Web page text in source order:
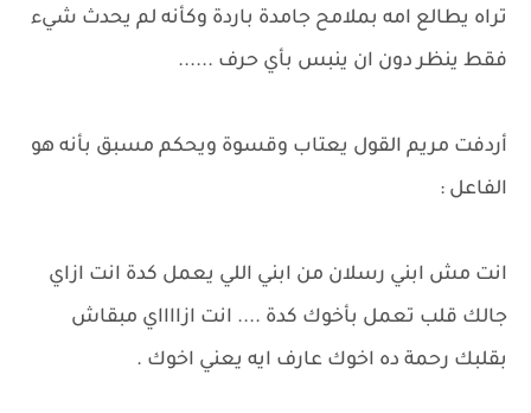
تراه يطالع امه بملامح جامدة باردة وكأنه لم يحدث شيء
فقط ينظر دون ان ينبس بأي حرف ......
أردفت مريم القول يعتاب وقسوة ويحكم مسبق بأنه هو
الفاعل :
انت مش ابني رسلان من ابني اللي يعمل كدة انت ازاي
جالك قلب تعمل بأخوك كدة .... انت ازااااي مبقاش
بقلبك رحمة ده اخوك عارف ايه يعني اخوك .